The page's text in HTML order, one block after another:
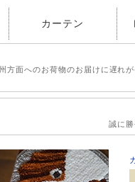
カーテン
方面へのお荷物のお届けに遅れ
誠に